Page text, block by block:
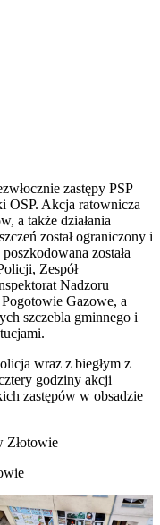
zastępy PSP
OSP. Akcja ratownicza
a także działania
został ograniczony i
została
Zespół
Nadzoru
Gazowe, a
szczebla gminnego i
wraz z biegłym z
godziny akcji
zastępów w obsadzie
Złotowie